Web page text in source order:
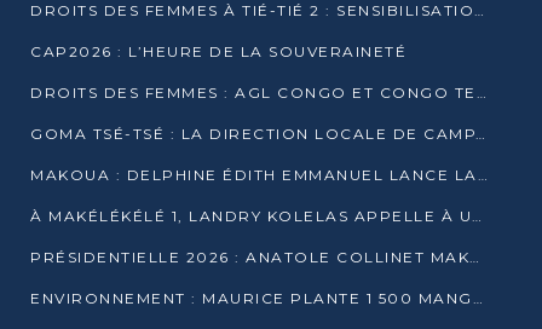
DROITS DES FEMMES À TIÉ-TIÉ 2 : SENSIBILISATION ET PÉDAGOGIE SUR LE DROIT DE VOTE
CAP2026 : L’HEURE DE LA SOUVERAINETÉ
DROITS DES FEMMES : AGL CONGO ET CONGO TERMINAL METTENT EN AVANT LE LEADERSHIP FÉMININ
GOMA TSÉ-TSÉ : LA DIRECTION LOCALE DE CAMPAGNE INTENSIFIE LA SENSIBILISATION DANS LES VILLAGES
MAKOUA : DELPHINE ÉDITH EMMANUEL LANCE LA CAMPAGNE POUR DENIS SASSOU-N’GUESSO
À MAKÉLÉKÉLÉ 1, LANDRY KOLELAS APPELLE À UNE MOBILISATION MASSIVE EN FAVEUR DE DENIS SASSOU-N’GUESSO
PRÉSIDENTIELLE 2026 : ANATOLE COLLINET MAKOSSO DÉFEND LE PROJET DE SOCIÉTÉ DE DENIS SASSOU NGUESSO
ENVIRONNEMENT : MAURICE PLANTE 1 500 MANGROVES POUR HONORER WANGARI MAATHAI